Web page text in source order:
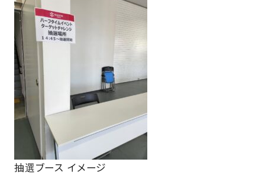
抽選ブース イメージ